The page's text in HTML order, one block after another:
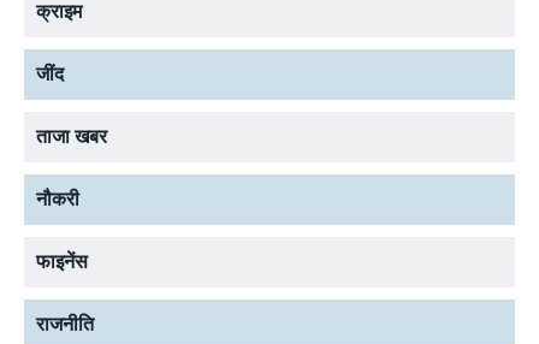
क्राइम
जींद
ताजा खबर
नौकरी
फाइनेंस
राजनीति